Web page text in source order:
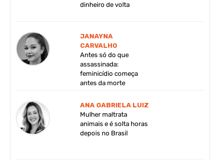
dinheiro de volta
JANAYNA
CARVALHO
Antes só do que
assassinada:
feminicídio começa
antes da morte
ANA GABRIELA LUIZ
Mulher maltrata
animais e é solta horas
depois no Brasil